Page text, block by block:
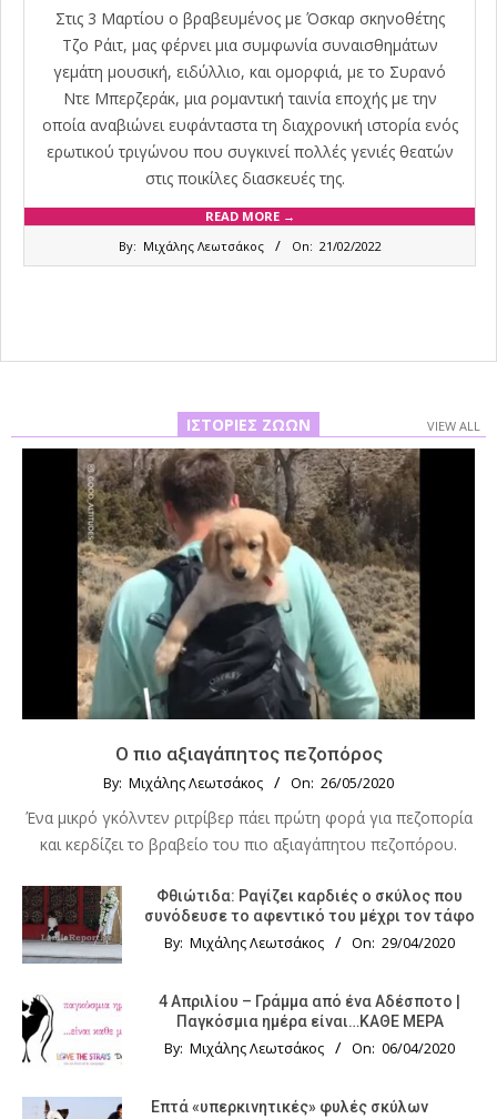
Στις 3 Μαρτίου ο βραβευμένος με Όσκαρ σκηνοθέτης
Τζο Ράιτ, μας φέρνει μια συμφωνία συναισθημάτων
γεμάτη μουσική, ειδύλλιο, και ομορφιά, με το Συρανό
Ντε Μπερζεράκ, μια ρομαντική ταινία εποχής με την
οποία αναβιώνει ευφάνταστα τη διαχρονική ιστορία ενός
ερωτικού τριγώνου που συγκινεί πολλές γενιές θεατών
στις ποικίλες διασκευές της.
READ MORE →
By: Μιχάλης Λεωτσάκος On: 21/02/2022
ΙΣΤΟΡΊΕΣ ΖΏΩΝ VIEW ALL
Ο πιο αξιαγάπητος πεζοπόρος
By: Μιχάλης Λεωτσάκος On: 26/05/2020
Ένα μικρό γκόλντεν ριτρίβερ πάει πρώτη φορά για πεζοπορία
και κερδίζει το βραβείο του πιο αξιαγάπητου πεζοπόρου.
Φθιώτιδα: Ραγίζει καρδιές ο σκύλος που
συνόδευσε το αφεντικό του μέχρι τον τάφο
By: Μιχάλης Λεωτσάκος On: 29/04/2020
4 Απριλίου – Γράμμα από ένα Αδέσποτο |
Παγκόσμια ημέρα είναι…ΚΑΘΕ ΜΕΡΑ
By: Μιχάλης Λεωτσάκος On: 06/04/2020
Επτά «υπερκινητικές» φυλές σκύλων